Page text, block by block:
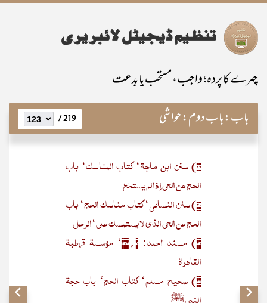
چہرے کا پردہ؛ واجب، مستحب یا بدعت
باب:باب دوم:حواشی 219 /
۲۹) سنن ابن ماجۃ‘ کتاب المناسک‘ باب
الحج عن الحی إذا لم یستطع
۳۰) سنن النسائی‘ کتاب مناسک الحج‘ باب
الحج عن الحی الذی لا یستمسک علی‘الرحل
۳۱) مسند أحمد: ۱؍۲۱۳‘ مؤسسۃ قرطبۃ
القاہرۃ
۳۲) صحیح مسلم‘ کتاب الحج‘ باب حجۃ